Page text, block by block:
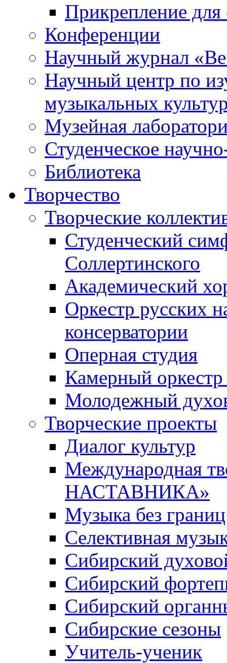
Прикрепление для
Конференции
Научный журнал
Научный центр по
музыкальных
Музейная
Студенческое
Библиотека
Творчество
Творческие
Студенческий
Соллертинского
Академический
Оркестр русских
консерватории
Оперная студия
Камерный оркестр
Молодежный
Творческие проекты
Диалог культур
Международная
НАСТАВНИКА»
Музыка без границ
Селективная
Сибирский
Сибирский
Сибирский
Сибирские сезоны
Учитель-ученик